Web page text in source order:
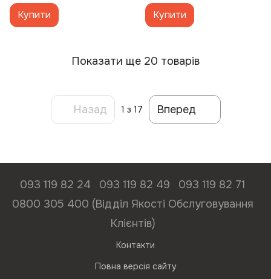
Купити Купити
Показати ще 20 товарів
Назад 1 з 17 Вперед
093 119 82 24 093 119 82 49
093 119 82 71
0800 305 400 (Відділ Якості Обслуговування
Клієнтів)
Контакти
Повна версія сайту